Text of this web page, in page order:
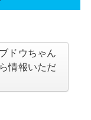
ドウちゃん
情報いただ